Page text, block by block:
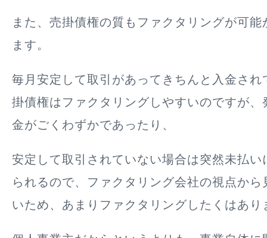
また、 売掛債権の質もファクタリングが可能
ます。
毎月安定して取引があってきちんと入金され
掛債権はファクタリングしやすいのですが、
金がごくわずかであったり、
安定して取引されていない場合は突然未払い
られるので、ファクタリング会社の視点か
いため、あまりファクタリングしたくはあり